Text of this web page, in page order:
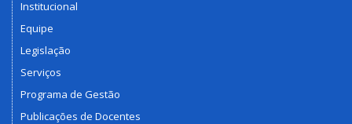
Institucional
Equipe
Legislação
Serviços
Programa de Gestão
Publicações de Docentes